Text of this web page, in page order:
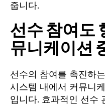
줍니다.
선수 참여도
뮤니케이션
선수의 참여를 촉진하
시스템 내에서 커뮤니
입니다. 효과적인 선수